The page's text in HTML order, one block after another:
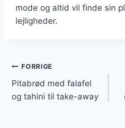
mode og altid vil finde sin
lejligheder.
FORRIGE
Pitabrød med falafel
og tahini til take-away